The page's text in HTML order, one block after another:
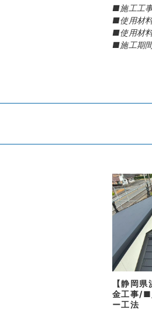
■施工工
■使用材
■使用材
■施工期
【静岡
金工事/■
ー工法